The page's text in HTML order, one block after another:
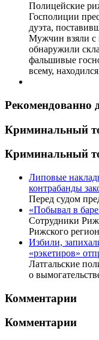
Полицейские
Госполиции
дуэта,
Мужчин взяли с
обнаружили
фальшивые
всему,
Рекомендованно
Криминальный
Криминальный
Липовые
контрабанды
Перед судом
«Побывал в
Сотрудники
Рижского
Избили,
«рэкетиров»
Латгальские
о
Комментарии
Комментарии